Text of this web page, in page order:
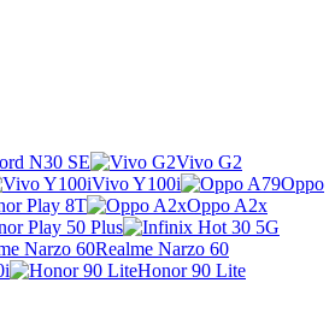
N30 SE
Vivo G2
Vivo Y100i
Oppo
Play 8T
Oppo A2x
Play 50 Plus
Realme Narzo 60
Honor 90 Lite